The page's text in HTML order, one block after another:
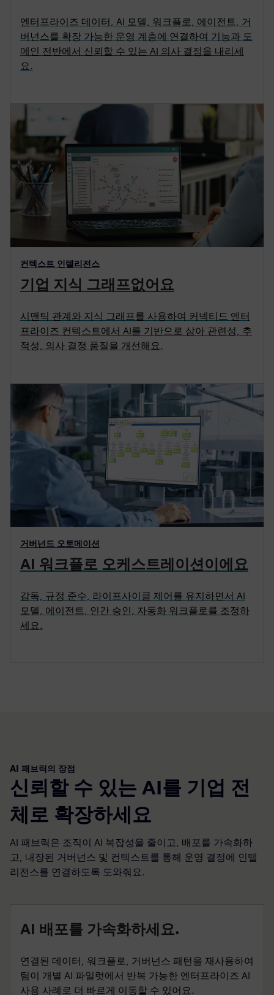
엔터프라이즈 데이터, AI 모델, 워크플로, 에이전트, 거
버넌스를 확장 가능한 운영 계층에 연결하여 기능과 도
메인 전반에서 신뢰할 수 있는 AI 의사 결정을 내리세
요.
컨텍스트 인텔리전스
기업 지식 그래프없어요
시맨틱 관계와 지식 그래프를 사용하여 커넥티드 엔터
프라이즈 컨텍스트에서 AI를 기반으로 삼아 관련성, 추
적성, 의사 결정 품질을 개선해요.
거버넌드 오토메이션
AI 워크플로 오케스트레이션이에요
감독, 규정 준수, 라이프사이클 제어를 유지하면서 AI
모델, 에이전트, 인간 승인, 자동화 워크플로를 조정하
세요.
AI 패브릭의 장점
신뢰할 수 있는 AI를 기업 전
체로 확장하세요
AI 패브릭은 조직이 AI 복잡성을 줄이고, 배포를 가속화하
고, 내장된 거버넌스 및 컨텍스트를 통해 운영 결정에 인텔
리전스를 연결하도록 도와줘요.
AI 배포를 가속화하세요.
연결된 데이터, 워크플로, 거버넌스 패턴을 재사용하여
팀이 개별 AI 파일럿에서 반복 가능한 엔터프라이즈 AI
사용 사례로 더 빠르게 이동할 수 있어요.